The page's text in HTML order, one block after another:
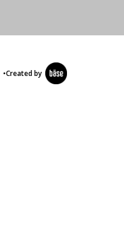
•Created by